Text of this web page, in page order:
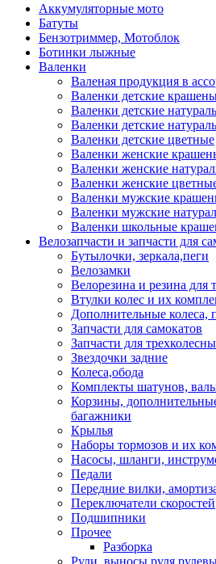
Аккумуляторные мото
Батуты
Бензотриммер, Мотоблок
Ботинки лыжные
Валенки
Валеная продукция в
Валенки детские
Валенки детские
Валенки детские
Валенки детские цветные
Валенки женские
Валенки женские
Валенки женские
Валенки мужские
Валенки мужские
Валенки школьные
Велозапчасти и запчасти для
Бутылочки, зеркала,пеги
Велозамки
Велорезина и резина для
Втулки колес и их
Дополнительные колеса,
Запчасти для самокатов
Запчасти для
Звездочки задние
Колеса,обода
Комплекты шатунов,
Корзины,
багажники
Крылья
Наборы тормозов и их
Насосы, шланги,
Педали
Передние вилки,
Переключатели скоростей
Подшипники
Прочее
Разборка
Рули, выносы